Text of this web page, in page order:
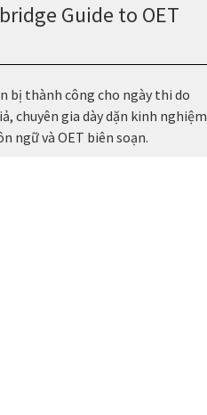
Guide to OET
bị thành công cho ngày thi do
chuyên gia dày dặn kinh nghiệm
ngữ và OET biên soạn.